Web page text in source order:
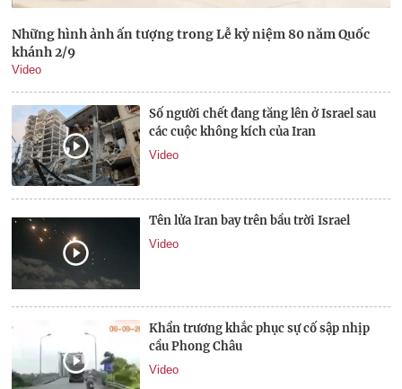
Những hình ảnh ấn tượng trong Lễ kỷ niệm 80 năm Quốc
khánh 2/9
Video
Số người chết đang tăng lên ở Israel sau
các cuộc không kích của Iran
Video
Tên lửa Iran bay trên bầu trời Israel
Video
Khẩn trương khắc phục sự cố sập nhịp
cầu Phong Châu
Video